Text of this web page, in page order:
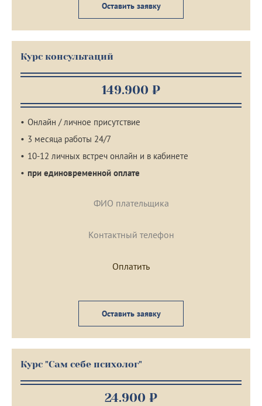
Оставить заявку
Курс консультаций
149.900 ₽
Онлайн / личное присутствие
3 месяца работы 24/7
10-12 личных встреч онлайн и в кабинете
при единовременной оплате
Оставить заявку
Курс "Сам себе психолог"
24.900 ₽